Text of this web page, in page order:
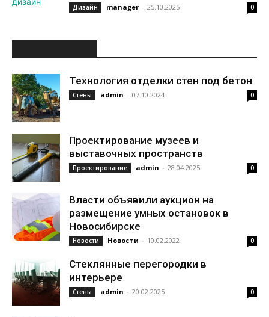
Дизайн manager - 25.10.2025 0
Технология отделки стен под бетон
Стены admin - 07.10.2024 0
Проектирование музеев и
выставочных пространств
Проектирование admin - 28.04.2025 0
Власти объявили аукцион на
размещение умных остановок в
Новосибирске
Новости Новости - 10.02.2022 0
Стеклянные перегородки в
интерьере
Стены admin - 20.02.2025 0